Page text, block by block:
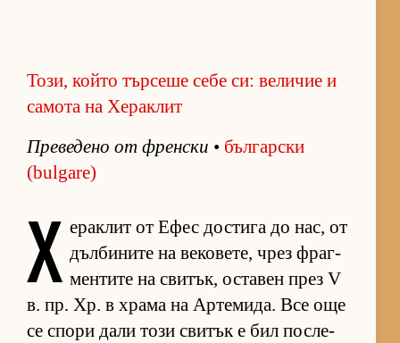
Този, който търсеше себе си: величие и
самота на Хераклит
Пре­ве­дено от френ­ски • бъл­гар­ски
(bulgare)
Х е­рак­лит от Ефес дос­тига до нас, от
дъл­би­ните на ве­ко­ве­те, чрез фраг­
мен­тите на сви­тък, ос­та­вен през V
в. пр. Хр. в храма на Ар­те­ми­да. Все още
се спори дали този сви­тък е бил пос­ле­